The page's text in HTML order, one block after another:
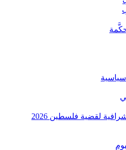
سياسية
لقضية فلسطين 2026